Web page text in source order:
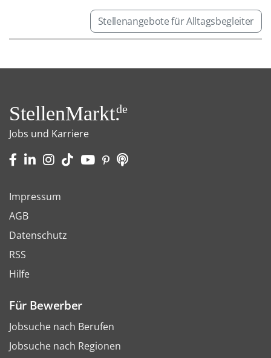
Stellenangebote für Alltagsbegleiter
StellenMarkt.de
Jobs und Karriere
Impressum
AGB
Datenschutz
RSS
Hilfe
Für Bewerber
Jobsuche nach Berufen
Jobsuche nach Regionen